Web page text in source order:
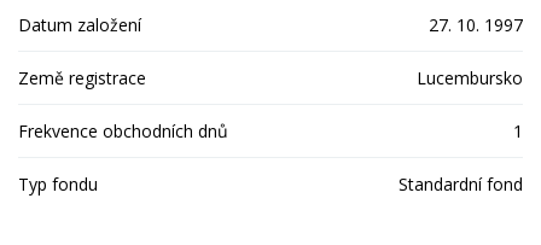
Datum založení 27. 10. 1997
Země registrace Lucembursko
Frekvence obchodních dnů 1
Typ fondu Standardní fond